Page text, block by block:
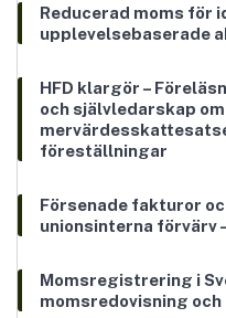
Reducerad moms
upplevelsebaserade
HFD klargör –
och självledarskap
föreställningar
Försenade fakturor
unionsinterna förvärv
Momsregistrering i
momsredovisning